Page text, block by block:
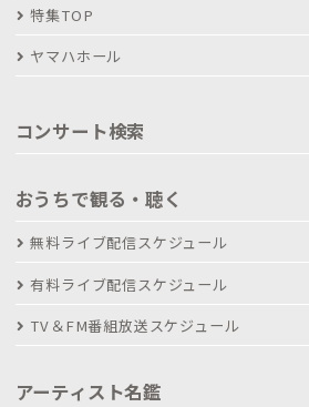
特集TOP
ヤマハホール
コンサート検索
おうちで観る・聴く
無料ライブ配信スケジュール
有料ライブ配信スケジュール
TV＆FM番組放送スケジュール
アーティスト名鑑